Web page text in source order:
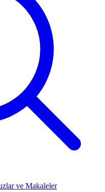
ve Makaleler